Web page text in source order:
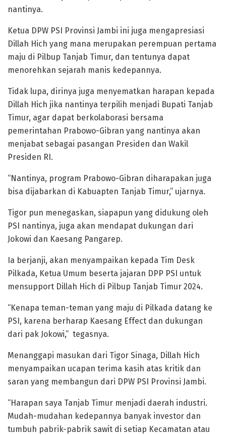
nantinya.
Ketua DPW PSI Provinsi Jambi ini juga mengapresiasi
Dillah Hich yang mana merupakan perempuan pertama
maju di Pilbup Tanjab Timur, dan tentunya dapat
menorehkan sejarah manis kedepannya.
Tidak lupa, dirinya juga menyematkan harapan kepada
Dillah Hich jika nantinya terpilih menjadi Bupati Tanjab
Timur, agar dapat berkolaborasi bersama
pemerintahan Prabowo-Gibran yang nantinya akan
menjabat sebagai pasangan Presiden dan Wakil
Presiden RI.
“Nantinya, program Prabowo-Gibran diharapakan juga
bisa dijabarkan di Kabuapten Tanjab Timur,” ujarnya.
Tigor pun menegaskan, siapapun yang didukung oleh
PSI nantinya, juga akan mendapat dukungan dari
Jokowi dan Kaesang Pangarep.
Ia berjanji, akan menyampaikan kepada Tim Desk
Pilkada, Ketua Umum beserta jajaran DPP PSI untuk
mensupport Dillah Hich di Pilbup Tanjab Timur 2024.
“Kenapa teman-teman yang maju di Pilkada datang ke
PSI, karena berharap Kaesang Effect dan dukungan
dari pak Jokowi,” tegasnya.
Menanggapi masukan dari Tigor Sinaga, Dillah Hich
menyampaikan ucapan terima kasih atas kritik dan
saran yang membangun dari DPW PSI Provinsi Jambi.
“Harapan saya Tanjab Timur menjadi daerah industri.
Mudah-mudahan kedepannya banyak investor dan
tumbuh pabrik-pabrik sawit di setiap Kecamatan atau